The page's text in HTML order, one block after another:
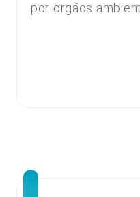
por órgãos